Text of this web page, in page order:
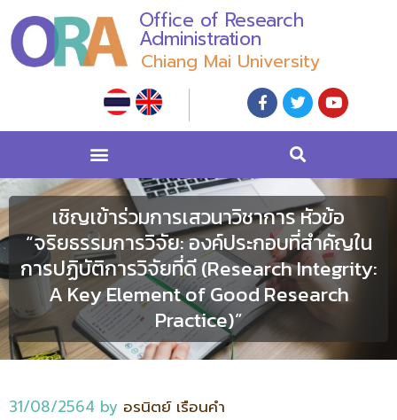
Office of Research
Administration
Chiang Mai University
เชิญเข้าร่วมการเสวนาวิชาการ หัวข้อ
“จริยธรรมการวิจัย: องค์ประกอบที่สำคัญใน
การปฏิบัติการวิจัยที่ดี (Research Integrity:
A Key Element of Good Research
Practice)”
31/08/2564 by อรนิตย์ เรือนคำ